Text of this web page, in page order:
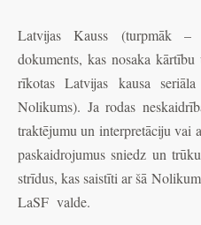
Latvijas Kauss (turpmāk
dokuments, kas nosaka
rīkotas Latvijas kausa
Nolikums). Ja rodas
traktējumu un interpretāciju vai
paskaidrojumus sniedz un
strīdus, kas saistīti ar šā
LaSF valde.